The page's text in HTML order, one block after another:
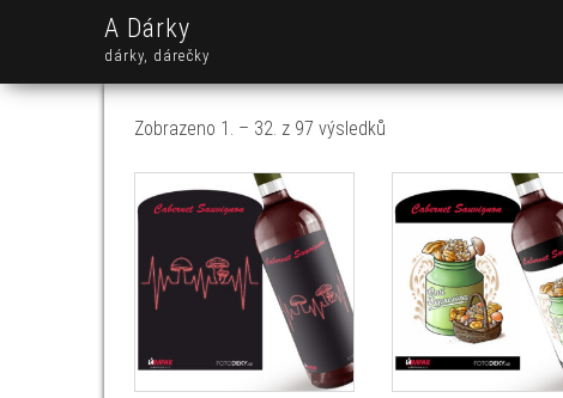
A Dárky
dárky, dárečky
Zobrazeno 1. – 32. z 97 výsledků